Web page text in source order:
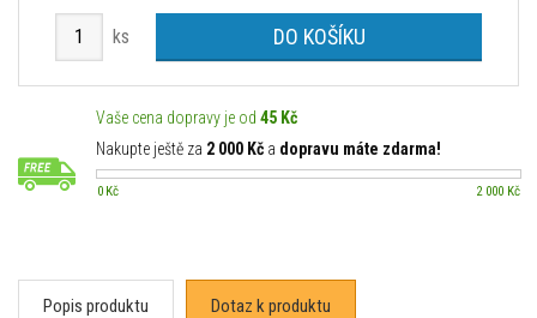
ks DO KOŠÍKU
Vaše cena dopravy je od 45 Kč
Nakupte ještě za 2 000 Kč a dopravu máte zdarma!
0 Kč 2 000 Kč
Popis produktu Dotaz k produktu